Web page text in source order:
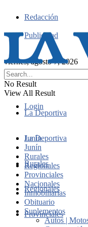
Redacción
Publicidad
viernes, agosto 7, 2026
Login
No Result
View All Result
La Deportiva
Junín
Rurales
Regionales
Provinciales
La Deportiva
Junín
Rurales
Regionales
Provinciales
Nacionales
Inmobiliarias
Obituario
Suplementos
Autos |